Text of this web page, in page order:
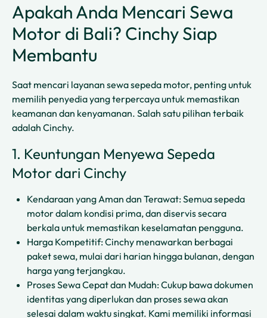
Apakah Anda Mencari Sewa
Motor di Bali? Cinchy Siap
Membantu
Saat mencari layanan sewa sepeda motor, penting untuk
memilih penyedia yang terpercaya untuk memastikan
keamanan dan kenyamanan. Salah satu pilihan terbaik
adalah Cinchy.
1. Keuntungan Menyewa Sepeda
Motor dari Cinchy
Kendaraan yang Aman dan Terawat: Semua sepeda
motor dalam kondisi prima, dan diservis secara
berkala untuk memastikan keselamatan pengguna.
Harga Kompetitif: Cinchy menawarkan berbagai
paket sewa, mulai dari harian hingga bulanan, dengan
harga yang terjangkau.
Proses Sewa Cepat dan Mudah: Cukup bawa dokumen
identitas yang diperlukan dan proses sewa akan
selesai dalam waktu singkat. Kami memiliki informasi